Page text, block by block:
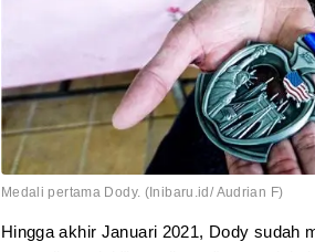
Medali pertama Dody. (Inibaru.id/ Audrian F)
Hingga akhir Januari 2021, Dody sudah